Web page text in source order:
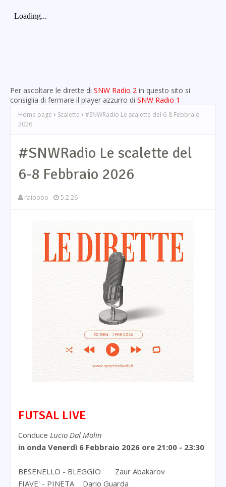
Per ascoltare le dirette di SNW Radio 2 in questo sito si
consiglia di fermare il player azzurro di SNW Radio 1
Home page Scalette
#SNWRadio Le scalette del 6-8 Febbraio
2026
#SNWRadio Le scalette del
6-8 Febbraio 2026
raibobo 5.2.26
FUTSAL LIVE
Conduce Lucio Dal Molin
in onda Venerdì 6 Febbraio 2026 ore 21:00 - 23:30
BESENELLO - BLEGGIO
Zaur Abakarov
FIAVE' - PINETA
Dario Guarda